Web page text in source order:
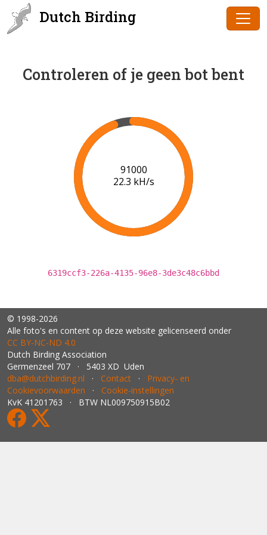
Dutch Birding
Controleren of je geen bot bent
91000
22.3 kH/s
6319ccf3-226a-4135-96e8-3de3c48c6bbd
© 1998-2026
Alle foto's en content op deze website gelicenseerd onder
CC BY‑NC‑ND 4.0
Dutch Birding Association
Germenzeel 707 · 5403 XD Uden
dba@dutchbirding.nl · Contact · Privacy- en
Cookievoorwaarden · Cookie-instellingen
KvK 41201763 · BTW NL009750915B02